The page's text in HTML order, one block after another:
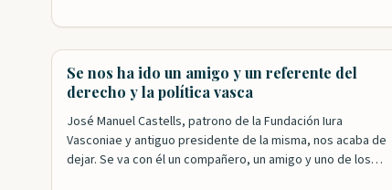
Se nos ha ido un amigo y un referente del
derecho y la política vasca
José Manuel Castells, patrono de la Fundación Iura
Vasconiae y antiguo presidente de la misma, nos acaba de
dejar. Se va con él un compañero, un amigo y uno de los